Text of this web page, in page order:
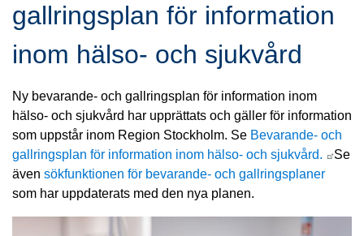
gallringsplan för information
inom hälso- och sjukvård
Ny bevarande- och gallringsplan för information inom
hälso- och sjukvård har upprättats och gäller för information
som uppstår inom Region Stockholm. Se Bevarande- och
gallringsplan för information inom hälso- och sjukvård.
Se
även sökfunktionen för bevarande- och gallringsplaner
som har uppdaterats med den nya planen.